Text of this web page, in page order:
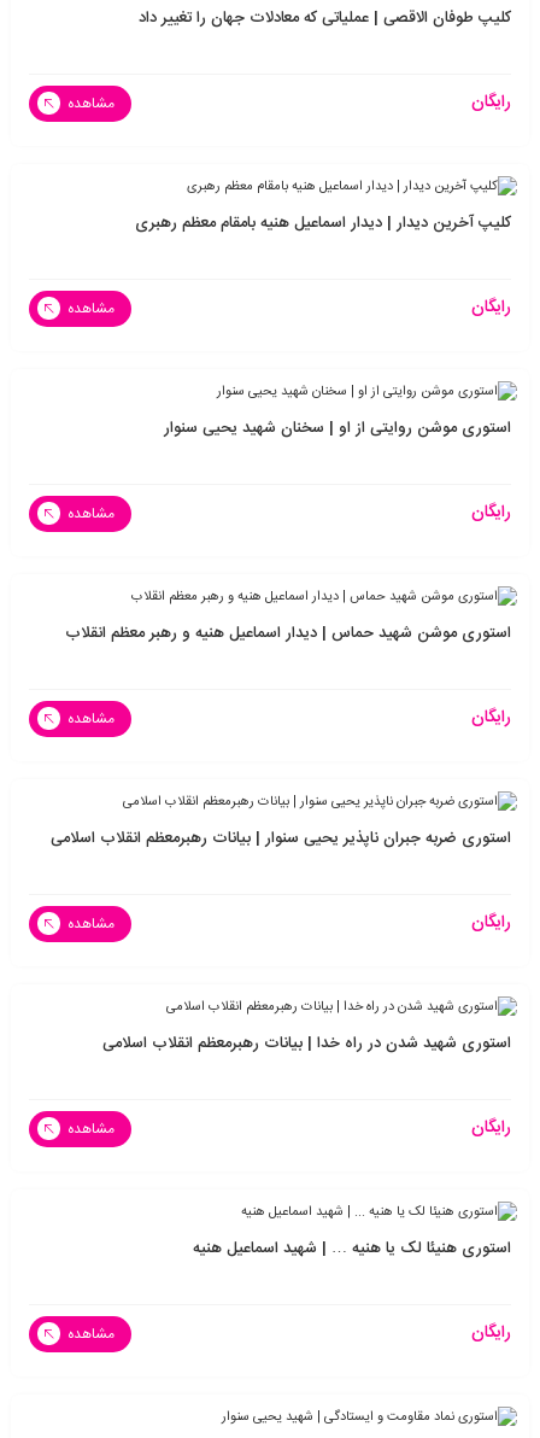
کلیپ طوفان الاقصی | عملیاتی که معادلات جهان را تغییر داد
رایگان مشاهده
کلیپ آخرین دیدار | دیدار اسماعیل هنیه بامقام معظم رهبری
رایگان مشاهده
استوری موشن روایتی از او | سخنان شهید یحیی سنوار
رایگان مشاهده
استوری موشن شهید حماس | دیدار اسماعیل هنیه و رهبر معظم انقلاب
رایگان مشاهده
استوری ضربه جبران ناپذیر یحیی سنوار | بیانات رهبرمعظم انقلاب اسلامی
رایگان مشاهده
استوری شهید شدن در راه خدا | بیانات رهبرمعظم انقلاب اسلامی
رایگان مشاهده
استوری هنیئا لک یا هنیه … | شهید اسماعیل هنیه
رایگان مشاهده